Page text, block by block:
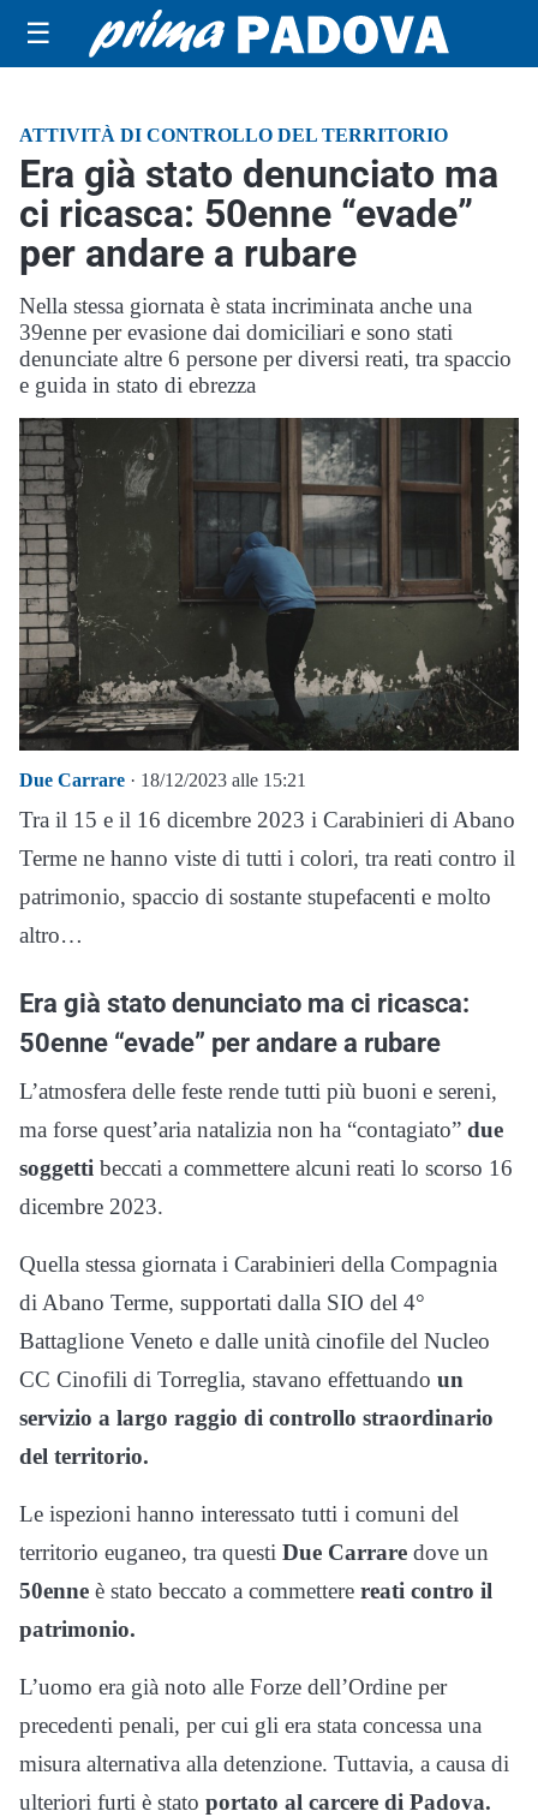
☰
ATTIVITÀ DI CONTROLLO DEL TERRITORIO
Era già stato denunciato ma
ci ricasca: 50enne “evade”
per andare a rubare
Nella stessa giornata è stata incriminata anche una
39enne per evasione dai domiciliari e sono stati
denunciate altre 6 persone per diversi reati, tra spaccio
e guida in stato di ebrezza
Due Carrare · 18/12/2023 alle 15:21
Tra il 15 e il 16 dicembre 2023 i Carabinieri di Abano
Terme ne hanno viste di tutti i colori, tra reati contro il
patrimonio, spaccio di sostante stupefacenti e molto
altro…
Era già stato denunciato ma ci ricasca:
50enne “evade” per andare a rubare
L’atmosfera delle feste rende tutti più buoni e sereni,
ma forse quest’aria natalizia non ha “contagiato” due
soggetti beccati a commettere alcuni reati lo scorso 16
dicembre 2023.
Quella stessa giornata i Carabinieri della Compagnia
di Abano Terme, supportati dalla SIO del 4°
Battaglione Veneto e dalle unità cinofile del Nucleo
CC Cinofili di Torreglia, stavano effettuando un
servizio a largo raggio di controllo straordinario
del territorio.
Le ispezioni hanno interessato tutti i comuni del
territorio euganeo, tra questi Due Carrare dove un
50enne è stato beccato a commettere reati contro il
patrimonio.
L’uomo era già noto alle Forze dell’Ordine per
precedenti penali, per cui gli era stata concessa una
misura alternativa alla detenzione. Tuttavia, a causa di
ulteriori furti è stato portato al carcere di Padova.